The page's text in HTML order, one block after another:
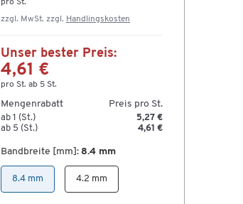
pro St.
zzgl. MwSt. zzgl. Handlingskosten
Unser bester Preis:
4,61 €
pro St. ab 5 St.
Mengenrabatt Preis pro St.
ab 1 (St.)
5,27 €
ab 5 (St.)
4,61 €
Bandbreite [mm]: 8.4 mm
8.4 mm 4.2 mm